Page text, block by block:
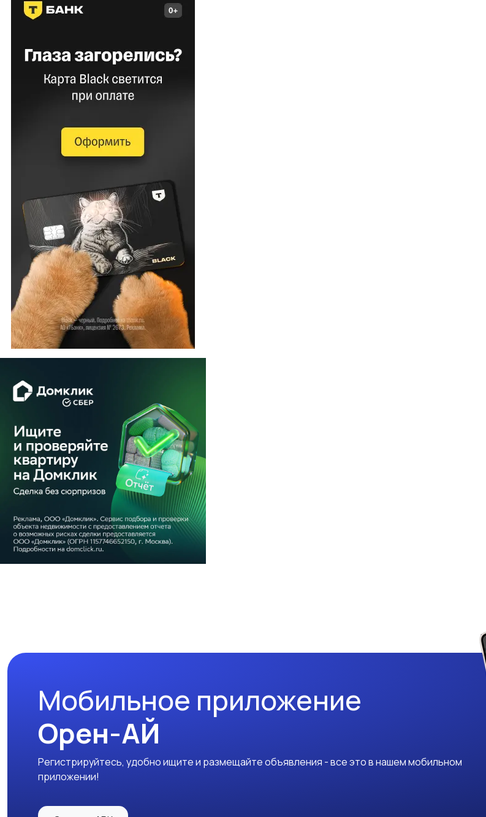
Мобильное приложение
Орен-АЙ
Регистрируйтесь, удобно ищите и размещайте объявления - все это в нашем мобильном
приложении!